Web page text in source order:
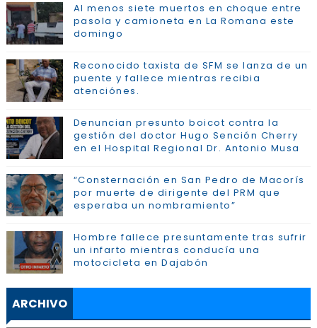
Al menos siete muertos en choque entre
pasola y camioneta en La Romana este
domingo
Reconocido taxista de SFM se lanza de un
puente y fallece mientras recibia
atenciónes.
Denuncian presunto boicot contra la
gestión del doctor Hugo Sención Cherry
en el Hospital Regional Dr. Antonio Musa
“Consternación en San Pedro de Macorís
por muerte de dirigente del PRM que
esperaba un nombramiento”
Hombre fallece presuntamente tras sufrir
un infarto mientras conducía una
motocicleta en Dajabón
ARCHIVO